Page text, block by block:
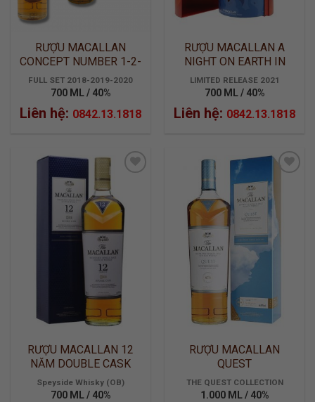
RƯỢU MACALLAN
CONCEPT NUMBER 1-2-
3 TRỌN BỘ
FULL SET 2018-2019-2020
700 ML / 40%
Liên hệ: 0842.13.1818
RƯỢU MACALLAN A
NIGHT ON EARTH IN
SCOTLAND
LIMITED RELEASE 2021
700 ML / 40%
Liên hệ: 0842.13.1818
ADD TO
WISHLIST
RƯỢU MACALLAN 12
NĂM DOUBLE CASK
Speyside Whisky (OB)
700 ML / 40%
WISHLIST
RƯỢU MACALLAN
QUEST
THE QUEST COLLECTION
1.000 ML / 40%